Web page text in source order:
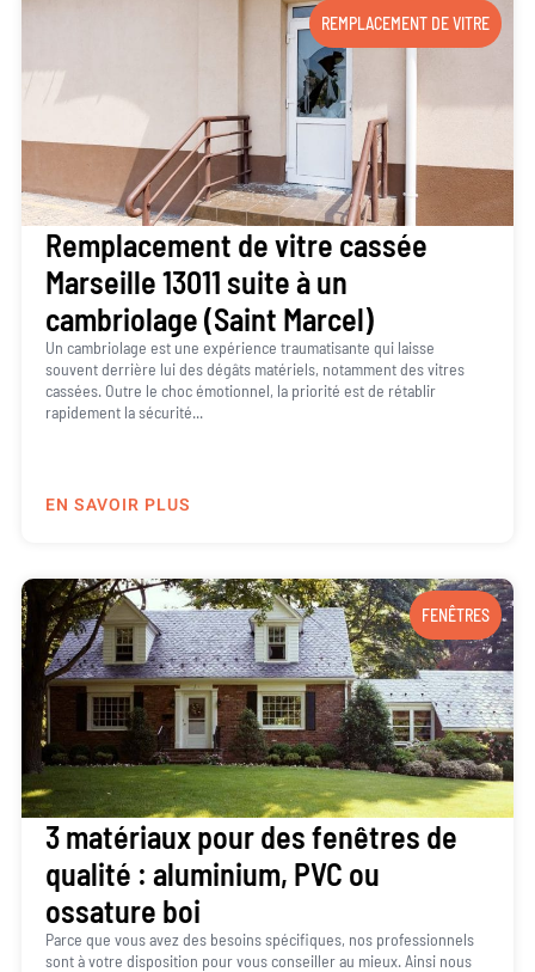
REMPLACEMENT DE VITRE
Remplacement de vitre cassée
Marseille 13011 suite à un
cambriolage (Saint Marcel)
Un cambriolage est une expérience traumatisante qui laisse
souvent derrière lui des dégâts matériels, notamment des vitres
cassées. Outre le choc émotionnel, la priorité est de rétablir
rapidement la sécurité...
EN SAVOIR PLUS
FENÊTRES
3 matériaux pour des fenêtres de
qualité : aluminium, PVC ou
ossature boi
Parce que vous avez des besoins spécifiques, nos professionnels
sont à votre disposition pour vous conseiller au mieux. Ainsi nous